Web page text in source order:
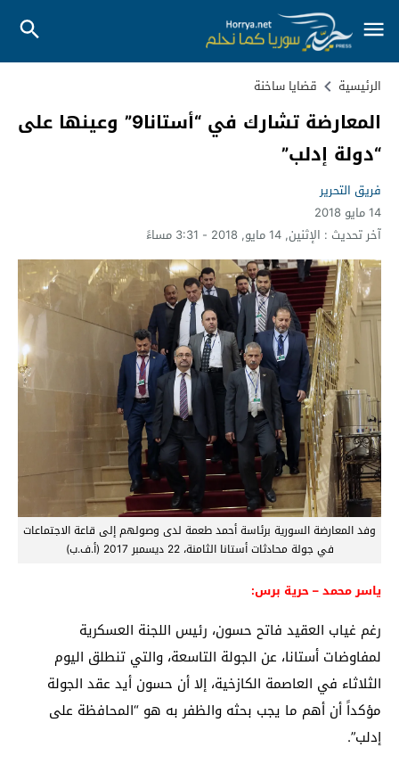
الرئيسية قضايا ساخنة
المعارضة تشارك في “أستانا9” وعينها على
“دولة إدلب”
فريق التحرير
14 مايو 2018
آخر تحديث : الإثنين, 14 مايو, 2018 - 3:31 مساءً
وفد المعارضة السورية برئاسة أحمد طعمة لدى وصولهم إلى قاعة الاجتماعات
في جولة محادثات أستانا الثامنة، 22 ديسمبر 2017 (أ.ف.ب)
ياسر محمد – حرية برس:
رغم غياب العقيد فاتح حسون، رئيس اللجنة العسكرية
لمفاوضات أستانا، عن الجولة التاسعة، والتي تنطلق اليوم
الثلاثاء في العاصمة الكازخية، إلا أن حسون أيد عقد الجولة
مؤكداً أن أهم ما يجب بحثه والظفر به هو “المحافظة على
إدلب”.